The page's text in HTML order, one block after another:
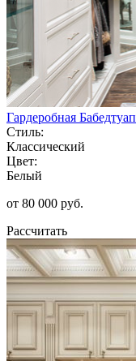
Гардеробная Бабедтуап
Стиль:
Классический
Цвет:
Белый
от 80 000 руб.
Рассчитать